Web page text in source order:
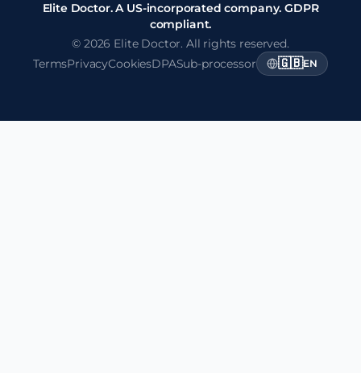
Elite Doctor. A US-incorporated company. GDPR
compliant.
© 2026 Elite Doctor. All rights reserved.
TermsPrivacyCookiesDPASub-processor 🇬🇧EN